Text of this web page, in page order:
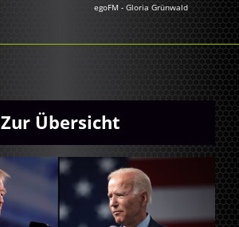
egoFM -Gloria Grünwald
Zur Übersicht